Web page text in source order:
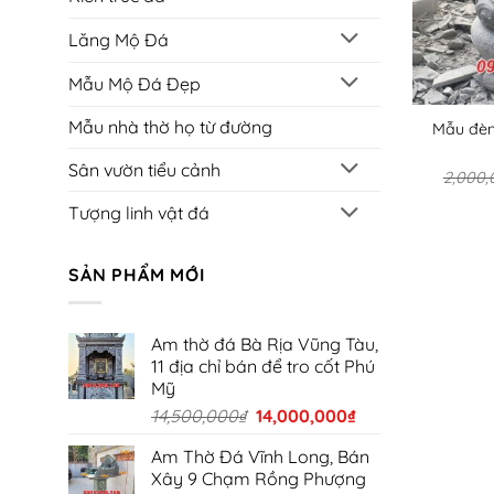
Lăng Mộ Đá
Mẫu Mộ Đá Đẹp
Mẫu nhà thờ họ từ đường
Sân vườn tiểu cảnh
Tượng linh vật đá
SẢN PHẨM MỚI
Am thờ đá Bà Rịa Vũng Tàu,
11 địa chỉ bán để tro cốt Phú
Mỹ
14,500,000₫ Giá
là:
14,500,000₫.
14,000,000₫Giá
tại
là:
Am Thờ Đá Vĩnh Long, Bán
Xây 9 Chạm Rồng Phượng
Mẫu